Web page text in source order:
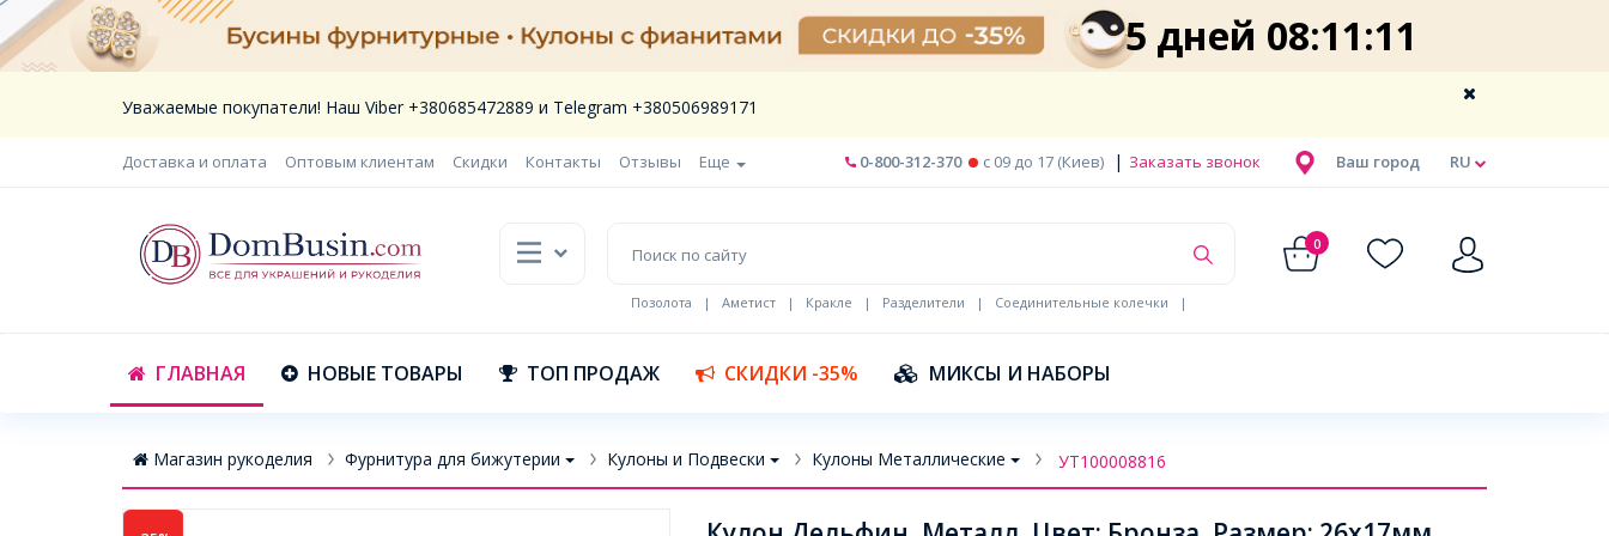
5 дней 08:11:10
Уважаемые покупатели! Наш Viber +380685472889 и Telegram +380506989171
Доставка и оплата Оптовым клиентам Скидки Контакты Отзывы Еще RU
Ваш город
0-800-312-370 c 09 до 17 (Киев) | Заказать звонок
0
Позолота | Аметист | Кракле | Разделители | Соединительные колечки
|
ГЛАВНАЯ НОВЫЕ ТОВАРЫ ТОП ПРОДАЖ СКИДКИ -35% МИКСЫ И НАБОРЫ
Магазин рукоделия Фурнитура для бижутерии Кулоны и Подвески Кулоны Металлические УТ100008816